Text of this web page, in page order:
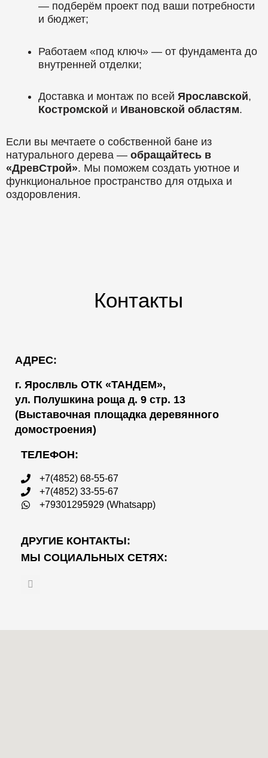
— подберём проект под ваши потребности
и бюджет;
Работаем «под ключ» — от фундамента до
внутренней отделки;
Доставка и монтаж по всей Ярославской,
Костромской и Ивановской областям.
Если вы мечтаете о собственной бане из
натурального дерева — обращайтесь в
«ДревСтрой». Мы поможем создать уютное и
функциональное пространство для отдыха и
оздоровления.
Контакты
АДРЕС:
г. Ярослвль ОТК «ТАНДЕМ»,
ул. Полушкина роща д. 9 стр. 13
(Выставочная площадка деревянного
домостроения)
ТЕЛЕФОН:
+7(4852) 68-55-67
+7(4852) 33-55-67
+79301295929 (Whatsapp)
ДРУГИЕ КОНТАКТЫ:
МЫ СОЦИАЛЬНЫХ СЕТЯХ:
V
k